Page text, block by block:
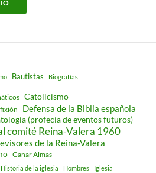
Bautistas Biografías
Catolicismo
Defensa de la Biblia española
(profecía de eventos futuros)
comité Reina-Valera 1960
de la Reina-Valera
Ganar Almas
Historia de la iglesia Hombres Iglesia